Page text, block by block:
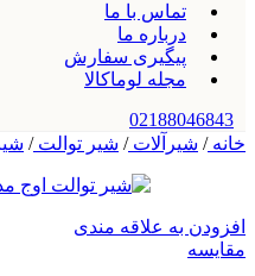
تماس با ما
درباره ما
پیگیری سفارش
مجله لوماکالا
02188046843
خانه/ شیرآلات/ شیر توالت/
افزودن به علاقه مندی
مقایسه